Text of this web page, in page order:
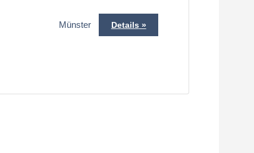
Münster Details